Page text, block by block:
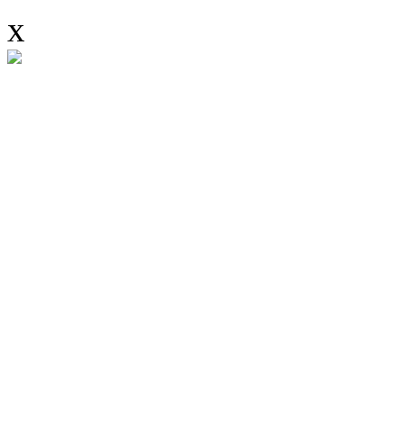
x